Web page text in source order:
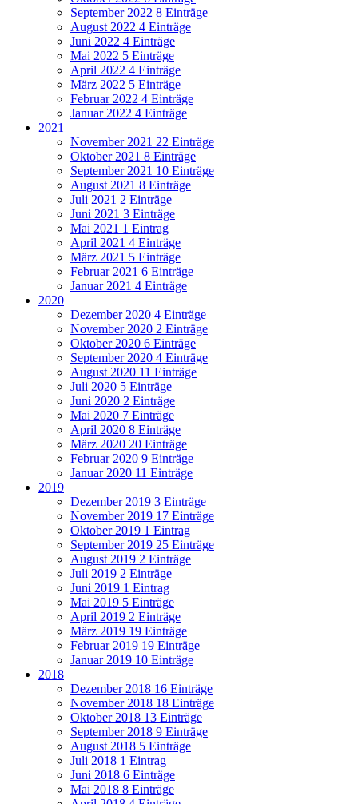
September 2022 8 Einträge
August 2022 4 Einträge
Juni 2022 4 Einträge
Mai 2022 5 Einträge
April 2022 4 Einträge
März 2022 5 Einträge
Februar 2022 4 Einträge
Januar 2022 4 Einträge
2021
November 2021 22 Einträge
Oktober 2021 8 Einträge
September 2021 10 Einträge
August 2021 8 Einträge
Juli 2021 2 Einträge
Juni 2021 3 Einträge
Mai 2021 1 Eintrag
April 2021 4 Einträge
März 2021 5 Einträge
Februar 2021 6 Einträge
Januar 2021 4 Einträge
2020
Dezember 2020 4 Einträge
November 2020 2 Einträge
Oktober 2020 6 Einträge
September 2020 4 Einträge
August 2020 11 Einträge
Juli 2020 5 Einträge
Juni 2020 2 Einträge
Mai 2020 7 Einträge
April 2020 8 Einträge
März 2020 20 Einträge
Februar 2020 9 Einträge
Januar 2020 11 Einträge
2019
Dezember 2019 3 Einträge
November 2019 17 Einträge
Oktober 2019 1 Eintrag
September 2019 25 Einträge
August 2019 2 Einträge
Juli 2019 2 Einträge
Juni 2019 1 Eintrag
Mai 2019 5 Einträge
April 2019 2 Einträge
März 2019 19 Einträge
Februar 2019 19 Einträge
Januar 2019 10 Einträge
2018
Dezember 2018 16 Einträge
November 2018 18 Einträge
Oktober 2018 13 Einträge
September 2018 9 Einträge
August 2018 5 Einträge
Juli 2018 1 Eintrag
Juni 2018 6 Einträge
Mai 2018 8 Einträge